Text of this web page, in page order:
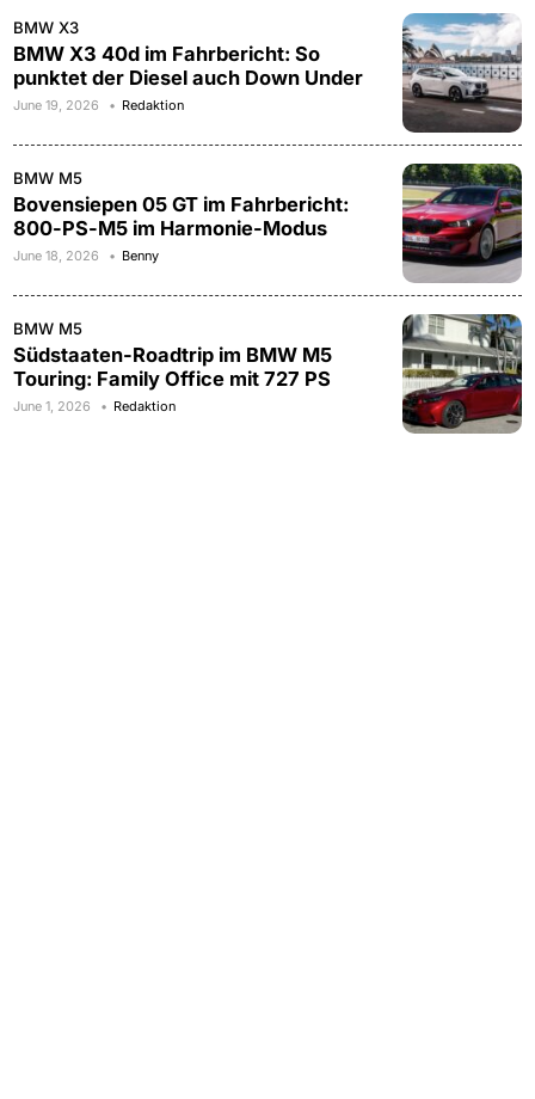
BMW X3
BMW X3 40d im Fahrbericht: So
punktet der Diesel auch Down Under
June 19, 2026 Redaktion
BMW M5
Bovensiepen 05 GT im Fahrbericht:
800-PS-M5 im Harmonie-Modus
June 18, 2026 Benny
BMW M5
Südstaaten-Roadtrip im BMW M5
Touring: Family Office mit 727 PS
June 1, 2026 Redaktion